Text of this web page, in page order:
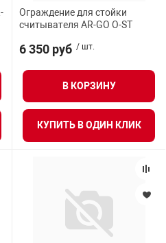
Ограждение для стойки
считывателя AR-GO O-ST
6 350 руб / шт.
В КОРЗИНУ
КУПИТЬ В ОДИН КЛИК